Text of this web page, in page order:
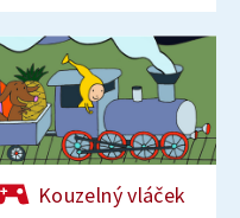
Kouzelný vláček